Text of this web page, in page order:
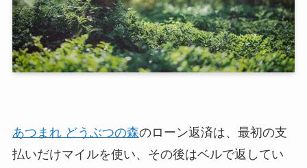
あつまれ どうぶつの森のローン返済は、最初の支
払いだけマイルを使い、その後はベルで返してい